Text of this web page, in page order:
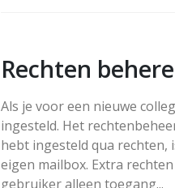
Rechten
Als je voor een nieuwe
ingesteld. Het
hebt ingesteld qua rechten,
eigen mailbox. Extra
gebruiker alleen toegang...